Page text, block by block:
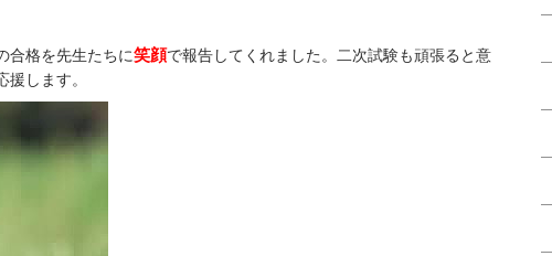
合格を先生たちに笑顔で報告してくれました。二次試験も頑張ると意
援します。